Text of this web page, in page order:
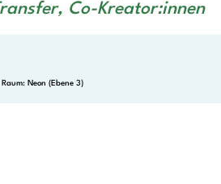
Co-Kreator:innen
Neon (Ebene 3)